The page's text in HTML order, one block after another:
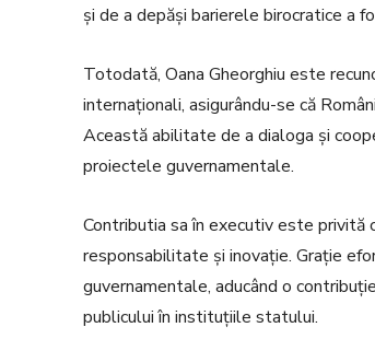
și de a depăși barierele birocratice a
Totodată, Oana Gheorghiu este
internaționali, asigurându-se că
Această abilitate de a dialoga și
proiectele guvernamentale.
Contributia sa în executiv este privită
responsabilitate și inovație. Grație
guvernamentale, aducând o
publicului în instituțiile statului.